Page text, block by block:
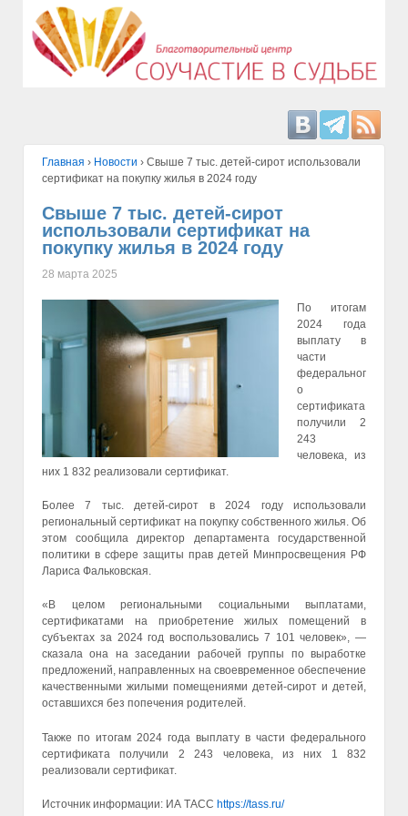
Главная › Hовости › Свыше 7 тыс. детей-сирот использовали
сертификат на покупку жилья в 2024 году
Свыше 7 тыс. детей-сирот
использовали сертификат на
покупку жилья в 2024 году
28 марта 2025
По итогам
2024 года
выплату в
части
федеральног
о
сертификата
получили 2
243
человека, из
них 1 832 реализовали сертификат.
Более 7 тыс. детей-сирот в 2024 году использовали
региональный сертификат на покупку собственного жилья. Об
этом сообщила директор департамента государственной
политики в сфере защиты прав детей Минпросвещения РФ
Лариса Фальковская.
«В целом региональными социальными выплатами,
сертификатами на приобретение жилых помещений в
субъектах за 2024 год воспользовались 7 101 человек», —
сказала она на заседании рабочей группы по выработке
предложений, направленных на своевременное обеспечение
качественными жилыми помещениями детей-сирот и детей,
оставшихся без попечения родителей.
Также по итогам 2024 года выплату в части федерального
сертификата получили 2 243 человека, из них 1 832
реализовали сертификат.
Источник информации: ИА ТАСС https://tass.ru/